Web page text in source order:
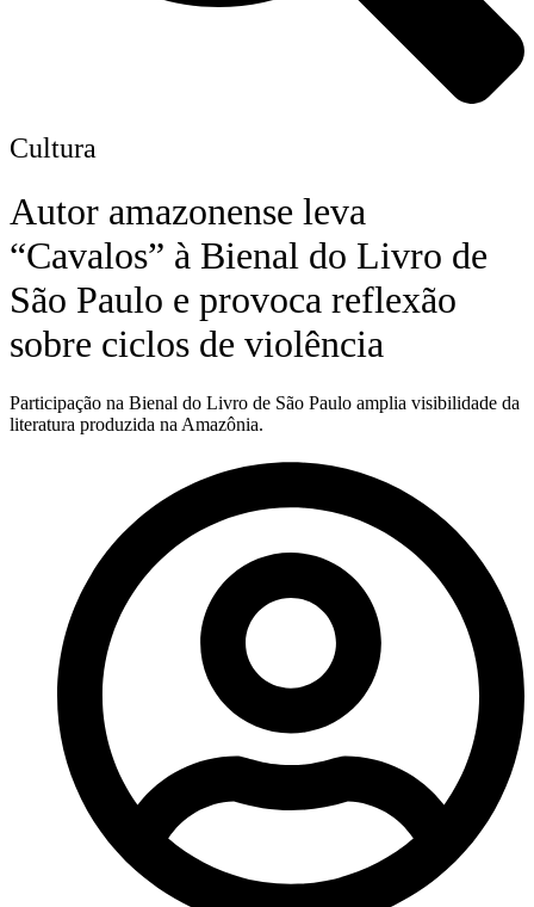
Cultura
Autor amazonense leva
“Cavalos” à Bienal do Livro de
São Paulo e provoca reflexão
sobre ciclos de violência
Participação na Bienal do Livro de São Paulo amplia visibilidade da
literatura produzida na Amazônia.